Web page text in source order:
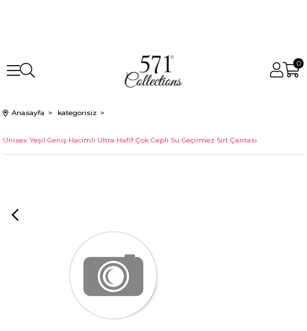
0
Anasayfa kategorisiz
Unisex Yeşil Geniş Hacimli Ultra Hafif Çok Cepli Su Geçirmez Sırt Çantası